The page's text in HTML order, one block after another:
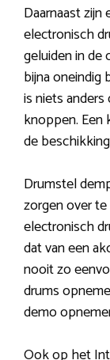
Daarnaast
electronisch
geluiden in de
bijna oneindig
is niets
knoppen. Een
de
Drumstel
zorgen over
electronisch
dat van een
nooit zo
drums
demo
Ook op het